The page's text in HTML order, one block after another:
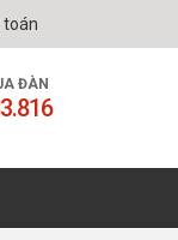
toán
ĐÀN